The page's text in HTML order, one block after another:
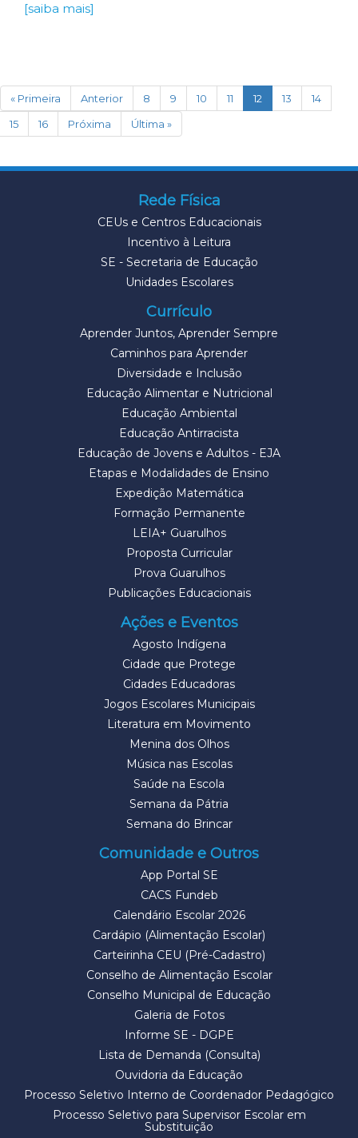
[saiba mais]
« Primeira Anterior 8 9 10 11 12 (current)
13
14
15
16 Próxima Última »
Rede Física
CEUs e Centros Educacionais
Incentivo à Leitura
SE - Secretaria de Educação
Unidades Escolares
Currículo
Aprender Juntos, Aprender Sempre
Caminhos para Aprender
Diversidade e Inclusão
Educação Alimentar e Nutricional
Educação Ambiental
Educação Antirracista
Educação de Jovens e Adultos - EJA
Etapas e Modalidades de Ensino
Expedição Matemática
Formação Permanente
LEIA+ Guarulhos
Proposta Curricular
Prova Guarulhos
Publicações Educacionais
Ações e Eventos
Agosto Indígena
Cidade que Protege
Cidades Educadoras
Jogos Escolares Municipais
Literatura em Movimento
Menina dos Olhos
Música nas Escolas
Saúde na Escola
Semana da Pátria
Semana do Brincar
Comunidade e Outros
App Portal SE
CACS Fundeb
Calendário Escolar 2026
Cardápio (Alimentação Escolar)
Carteirinha CEU (Pré-Cadastro)
Conselho de Alimentação Escolar
Conselho Municipal de Educação
Galeria de Fotos
Informe SE - DGPE
Lista de Demanda (Consulta)
Ouvidoria da Educação
Processo Seletivo Interno de Coordenador Pedagógico
Processo Seletivo para Supervisor Escolar em
Substituição